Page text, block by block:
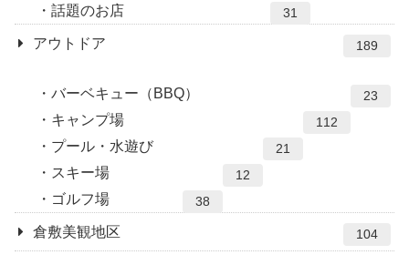
話題のお店 31
アウトドア 189
バーベキュー（BBQ） 23
キャンプ場 112
プール・水遊び 21
スキー場 12
ゴルフ場 38
倉敷美観地区 104